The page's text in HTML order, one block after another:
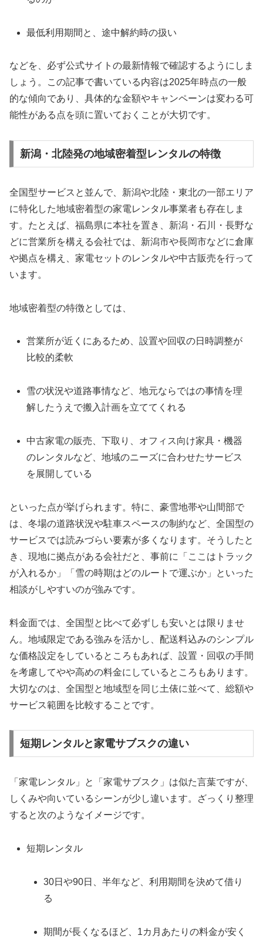
最低利用期間と、途中解約時の扱い
などを、必ず公式サイトの最新情報で確認するようにしま
しょう。この記事で書いている内容は2025年時点の一般
的な傾向であり、具体的な金額やキャンペーンは変わる可
能性がある点を頭に置いておくことが大切です。
新潟・北陸発の地域密着型レンタルの特徴
全国型サービスと並んで、新潟や北陸・東北の一部エリア
に特化した地域密着型の家電レンタル事業者も存在しま
す。たとえば、福島県に本社を置き、新潟・石川・長野な
どに営業所を構える会社では、新潟市や長岡市などに倉庫
や拠点を構え、家電セットのレンタルや中古販売を行って
います。
地域密着型の特徴としては、
営業所が近くにあるため、設置や回収の日時調整が
比較的柔軟
雪の状況や道路事情など、地元ならではの事情を理
解したうえで搬入計画を立ててくれる
中古家電の販売、下取り、オフィス向け家具・機器
のレンタルなど、地域のニーズに合わせたサービス
を展開している
といった点が挙げられます。特に、豪雪地帯や山間部で
は、冬場の道路状況や駐車スペースの制約など、全国型の
サービスでは読みづらい要素が多くなります。そうしたと
き、現地に拠点がある会社だと、事前に「ここはトラック
が入れるか」「雪の時期はどのルートで運ぶか」といった
相談がしやすいのが強みです。
料金面では、全国型と比べて必ずしも安いとは限りませ
ん。地域限定である強みを活かし、配送料込みのシンプル
な価格設定をしているところもあれば、設置・回収の手間
を考慮してやや高めの料金にしているところもあります。
大切なのは、全国型と地域型を同じ土俵に並べて、総額や
サービス範囲を比較することです。
短期レンタルと家電サブスクの違い
「家電レンタル」と「家電サブスク」は似た言葉ですが、
しくみや向いているシーンが少し違います。ざっくり整理
すると次のようなイメージです。
短期レンタル
30日や90日、半年など、利用期間を決めて借り
る
期間が長くなるほど、1カ月あたりの料金が安く